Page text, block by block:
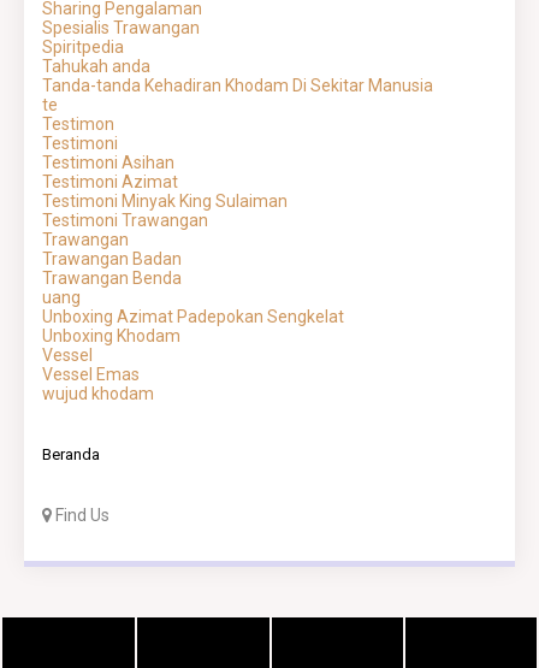
Sharing Pengalaman
Spesialis Trawangan
Spiritpedia
Tahukah anda
Tanda-tanda Kehadiran Khodam Di Sekitar Manusia
te
Testimon
Testimoni
Testimoni Asihan
Testimoni Azimat
Testimoni Minyak King Sulaiman
Testimoni Trawangan
Trawangan
Trawangan Badan
Trawangan Benda
uang
Unboxing Azimat Padepokan Sengkelat
Unboxing Khodam
Vessel
Vessel Emas
wujud khodam
Beranda
Find Us